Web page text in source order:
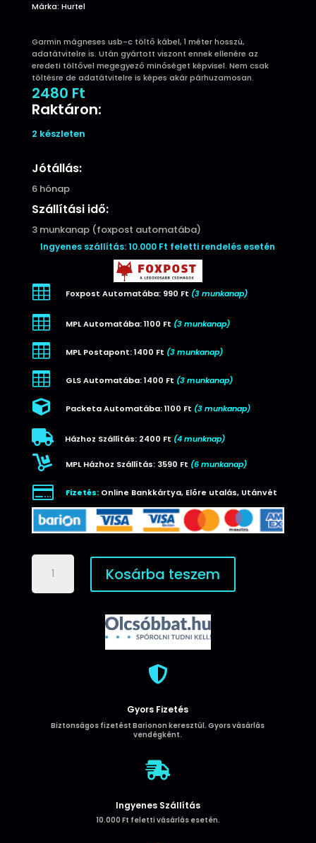
Márka: Hurtel
Garmin mágneses usb-c töltő kábel, 1 méter hosszú,
adatátvitelre is. Után gyártott viszont ennek ellenére az
eredeti töltővel megegyező minőséget képvisel. Nem csak
töltésre de adatátvitelre is képes akár párhuzamosan.
2480 Ft
Raktáron:
2 készleten
Jótállás:
6 hónap
Szállítási idő:
3 munkanap (foxpost automatába)
Ingyenes szállítás: 10.000 Ft feletti rendelés esetén
 Foxpost Automatába: 990 Ft (3 munkanap)
 MPL Automatába: 1100 Ft (3 munkanap)
 MPL Postapont: 1400 Ft (3 munkanap)
 GLS Automatába: 1400 Ft (3 munkanap)
 Packeta Automatába: 1100 Ft (3 munkanap)
 Házhoz Szállítás: 2400 Ft (4 munknap)
 MPL Házhoz Szállítás: 3590 Ft (6 munkanap)
 Fizetés:Online Bankkártya, Előre utalás, Utánvét
Garmin
mágneses
usb-
Kosárba teszem

Gyors Fizetés
Biztonságos fizetést Barionon keresztül. Gyors vásárlás
vendégként.

Ingyenes Szállítás
10.000 Ft feletti vásárlás esetén.